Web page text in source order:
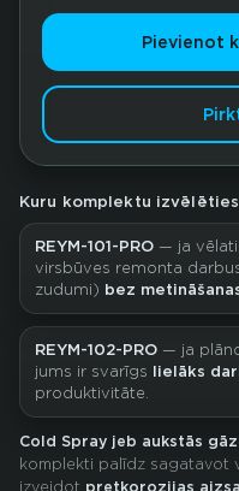
Pievienot
Kuru komplektu
REYM-101-PRO — ja
virsbūves remonta
zudumi) bez
REYM-102-PRO — ja
jums ir svarīgs lielāks
produktivitāte.
Cold Spray jeb aukstās
komplekti palīdz sagatavot
izveidot pretkorozijas